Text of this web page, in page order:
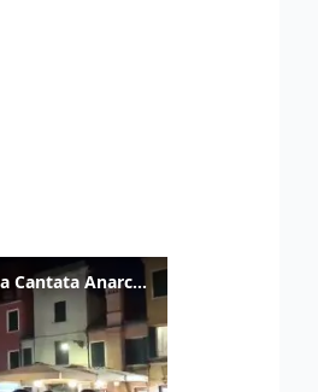
Venezia omaggia Guccini con una Cantata Anarchica in campo Santa Margherita